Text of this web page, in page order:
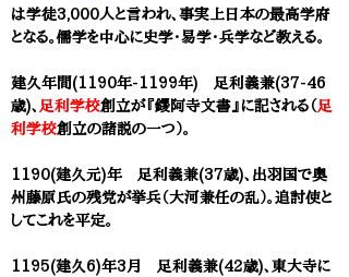
は学徒3,000人と言われ、事実上日本の最高学府
となる。儒学を中心に史学・易学・兵学など教える。
建久年間(1190年-1199年) 足利義兼(37-46
歳)、 足利学校創立が『鑁阿寺文書』に記される（ 足
利学校創立の諸説の一つ）。
1190(建久元)年 足利義兼(37歳)、出羽国で奥
州藤原氏の残党が挙兵（大河兼任の乱）。追討使と
してこれを平定。
1195(建久6)年3月 足利義兼(42歳)、東大寺に